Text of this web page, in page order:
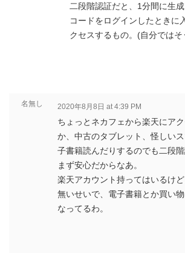
二段階認証だと、1分間に生
コードをログインしたときに
クセスするもの。(自分ではそ
名無し 2020年8月8日 at 4:39 PM
ちょっとネカフェから楽天にア
か、中古のタブレット、怪しい
子書籍読んだりするのでも二段
まず安心だからなあ。
楽天アカウント持ってはいるけ
無いせいで、電子書籍とか買い
なってるわ。